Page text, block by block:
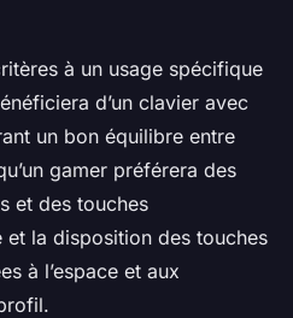
à un usage spécifique
d’un clavier avec
un bon équilibre entre
gamer préférera des
et des touches
la disposition des touches
à l’espace et aux